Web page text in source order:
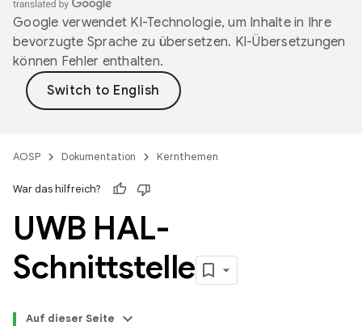
Google verwendet KI-Technologie, um Inhalte in Ihre
bevorzugte Sprache zu übersetzen. KI-Übersetzungen
können Fehler enthalten.
AOSP Dokumentation Kernthemen
War das hilfreich?
UWB HAL-
Schnittstelle
Auf dieser Seite